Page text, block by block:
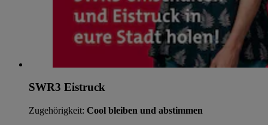
SWR3 Eistruck
Zugehörigkeit: Cool bleiben und abstimmen